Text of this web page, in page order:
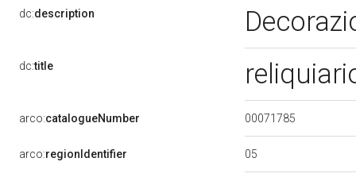
dc:description
dc:title
arco:catalogueNumber 00071785
arco:regionIdentifier 05